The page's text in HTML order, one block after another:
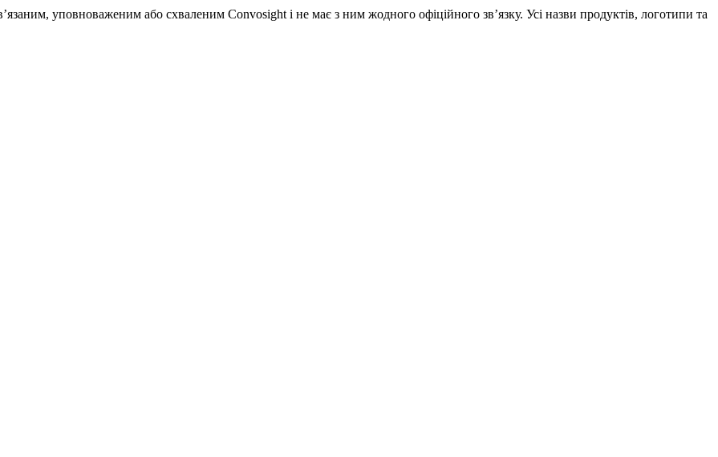
уповноваженим або схваленим Convosight і не має з ним жодного офіційного зв’язку. Усі назви продуктів, логотипи та